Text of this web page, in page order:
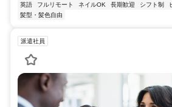
英語
フルリモート ネイルOK 長期歓迎 シフト制
髪型・髪色自由
派遣社員